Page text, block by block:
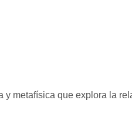
metafísica que explora la